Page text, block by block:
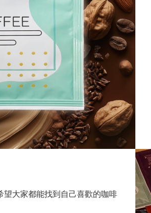
望大家都能找到自己喜歡的咖啡